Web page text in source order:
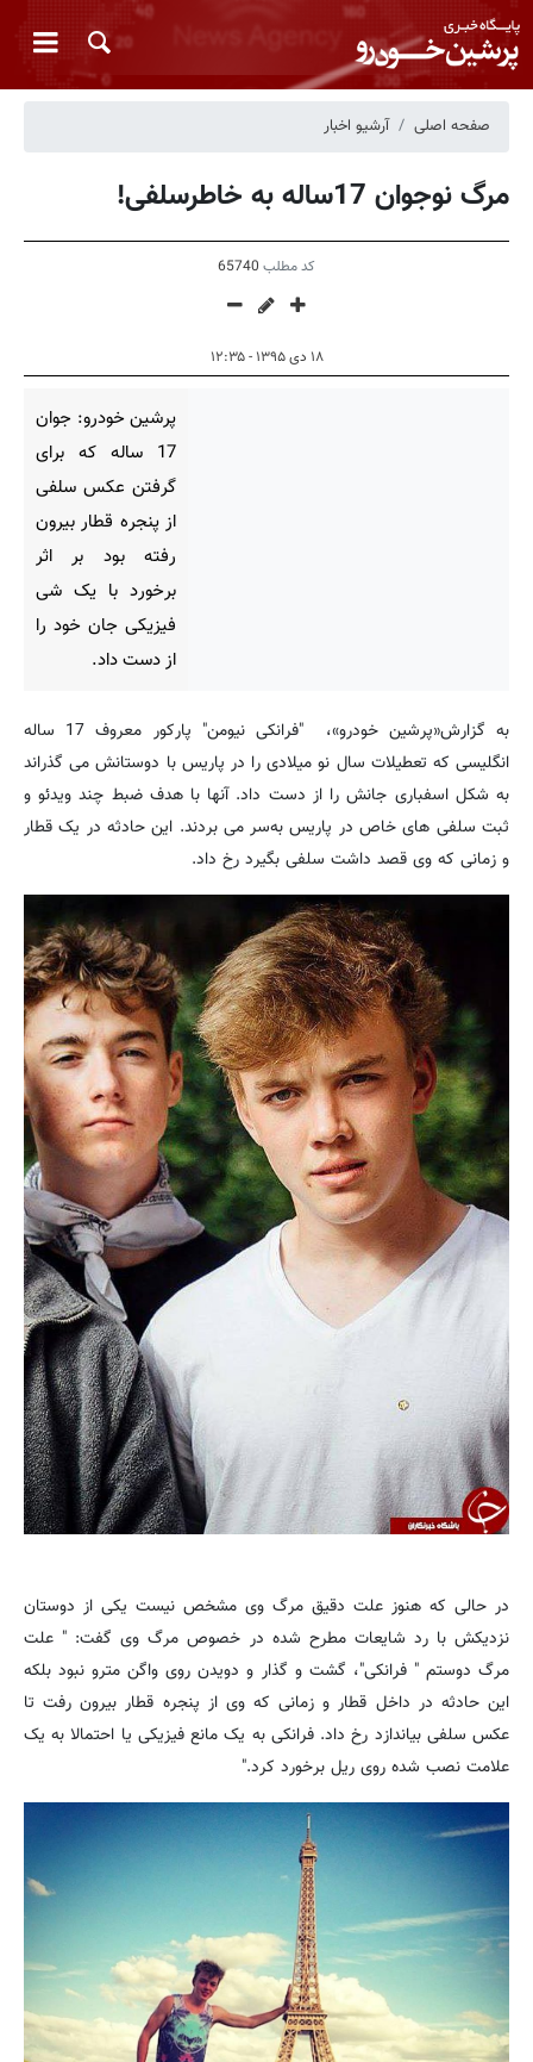
صفحه اصلی آرشیو اخبار
مرگ نوجوان 17ساله به خاطرسلفی!
کد مطلب 65740
۱۸ دی ۱۳۹۵ - ۱۲:۳۵
پرشین خودرو: جوان
17 ساله که برای
گرفتن عکس سلفی
از پنجره قطار بیرون
رفته بود بر اثر
برخورد با یک شی
فیزیکی جان خود را
از دست داد.
به گزارش«پرشین خودرو»، "فرانکی نیومن" پارکور معروف 17 ساله
انگلیسی که تعطیلات سال نو میلادی را در پاریس با دوستانش می گذراند
به شکل اسفباری جانش را از دست داد. آنها با هدف ضبط چند ویدئو و
ثبت سلفی های خاص در پاریس به‌سر می بردند. این حادثه در یک قطار
و زمانی که وی قصد داشت سلفی بگیرد رخ داد.
در حالی که هنوز علت دقیق مرگ وی مشخص نیست یکی از دوستان
نزدیکش با رد شایعات مطرح شده در خصوص مرگ وی گفت: " علت
مرگ دوستم " فرانکی"، گشت و گذار و دویدن روی واگن مترو نبود بلکه
این حادثه در داخل قطار و زمانی که وی از پنجره قطار بیرون رفت تا
عکس سلفی بیاندازد رخ داد. فرانکی به یک مانع فیزیکی یا احتمالا به یک
علامت نصب شده روی ریل برخورد کرد."